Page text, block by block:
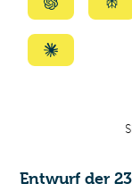
Summarize
ChatGPT
Summarize
Entwurf der